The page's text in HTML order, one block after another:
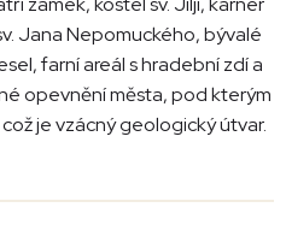
Jana Nepomuckého, bývalé
farní areál s hradební zdí a
opevnění města, pod kterým
je vzácný geologický útvar.